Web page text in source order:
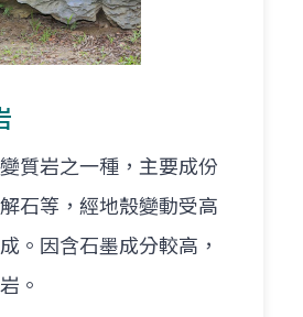
質岩之一種，主要成份
石等，經地殼變動受高
。因含石墨成分較高，
。